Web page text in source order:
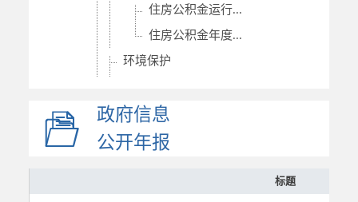
住房公积金运行...
住房公积金年度...
环境保护
社会福利
社会保险
政府信息
公开年报
标题